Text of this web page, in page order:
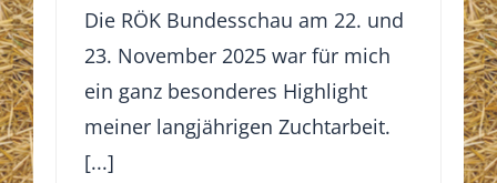
Die RÖK Bundesschau am 22. und
23. November 2025 war für mich
ein ganz besonderes Highlight
meiner langjährigen Zuchtarbeit.
[...]